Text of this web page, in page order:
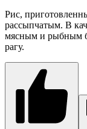
Рис,
рассыпчатым. В
мясным и рыбным
рагу.